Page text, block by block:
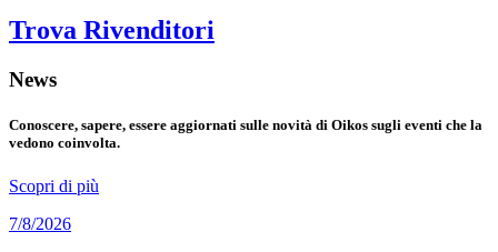
Trova Rivenditori
News
Conoscere, sapere, essere aggiornati sulle novità di Oikos sugli eventi che la
vedono coinvolta.
Scopri di più
7/8/2026